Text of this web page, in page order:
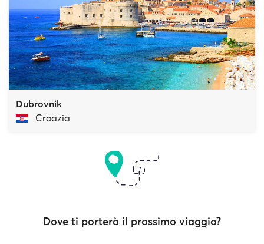
Dubrovnik
Croazia
Dove ti porterà il prossimo viaggio?